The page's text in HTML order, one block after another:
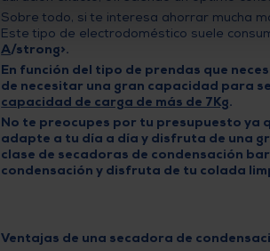
Sobre todo, si te interesa ahorrar mucha
Este tipo de electrodoméstico suele
A/strong>.
En función del tipo de prendas que
de necesitar una gran capacidad para
capacidad de carga de más de 7Kg.
No te preocupes por tu presupuesto ya
adapte a tu día a día y disfruta de una
clase de secadoras de condensación
condensación y disfruta de tu colada
Ventajas de una secadora de